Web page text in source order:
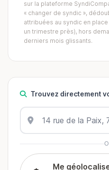
sur la plateforme
« changer de syndic »,
attribuées au syndic en
un trimestre près), hors
derniers mois glissants.
Trouvez directement
Me